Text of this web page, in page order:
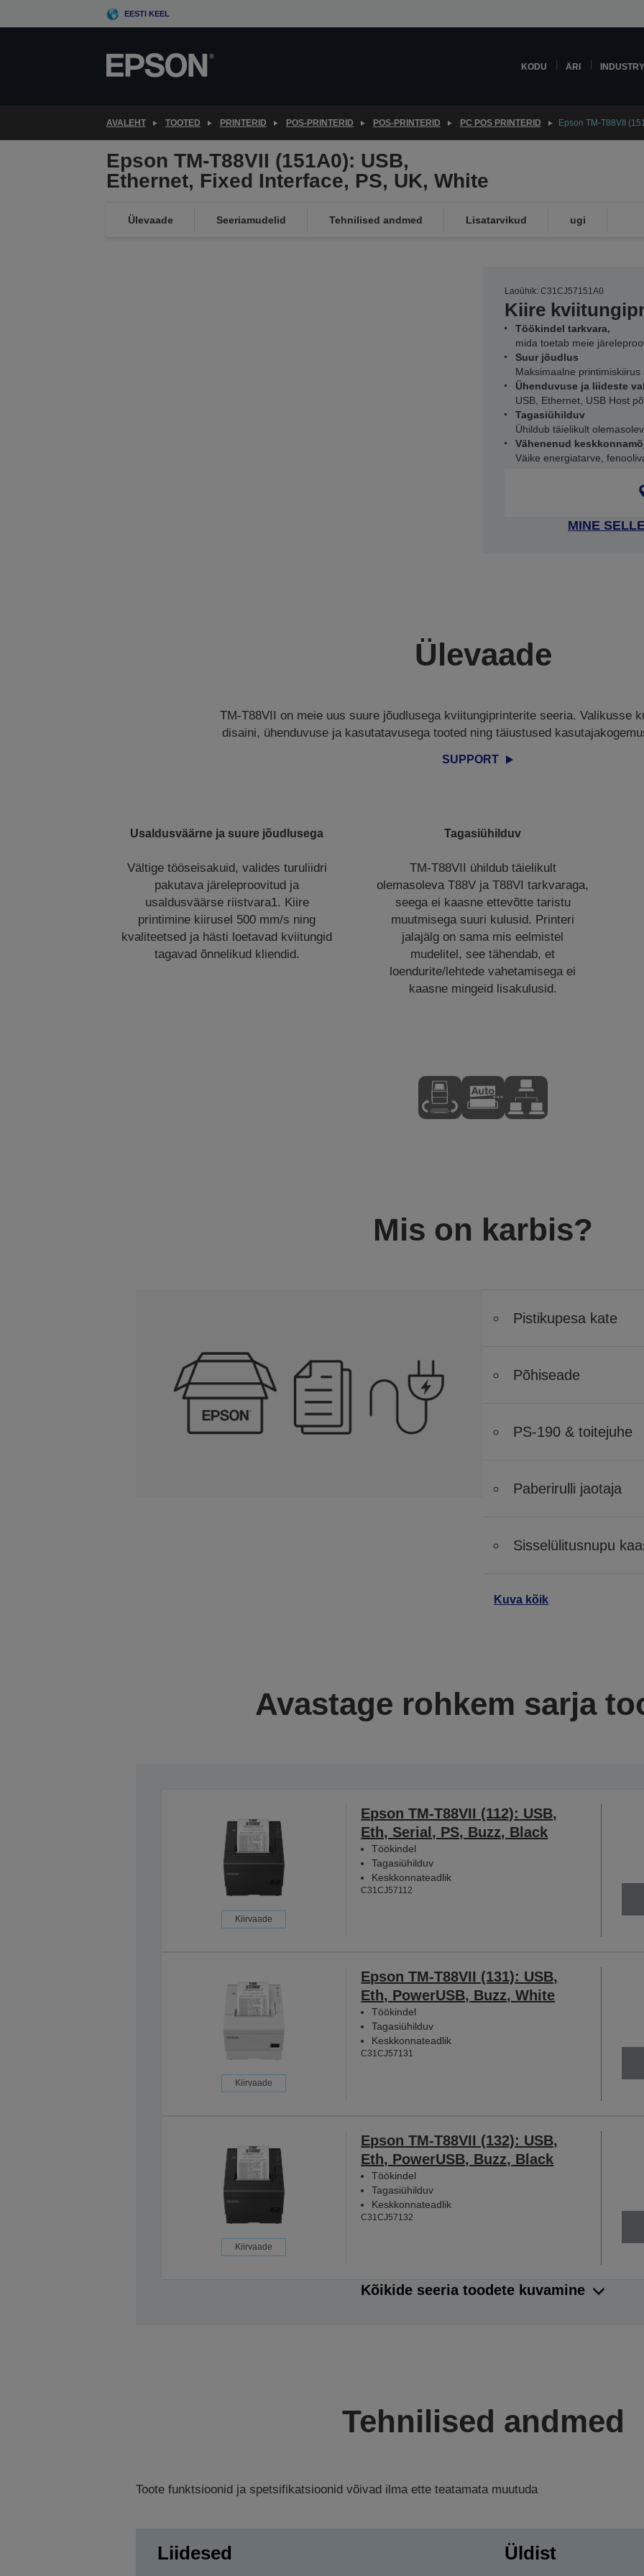
to
EESTI KEEL
KODU ÄRI
AVALEHT TOOTED PRINTERID POS-PRINTERID POS-PRINTERID PC POS PRINTERID Epson TM-T88VII
Epson TM-T88VII (151A0): USB,
Ethernet, Fixed Interface, PS, UK, White
Ülevaade Seeriamudelid Tehnilised andmed Lisatarvikud ugi
Laoühik: C31CJ57151A0
Kiire
Töökindel tarkvara,
mida toetab meie
Suur jõudlus
Maksimaalne printimiskiirus
Ühenduvuse ja liideste
USB, Ethernet, USB Host
Tagasiühilduv
Ühildub täielikult
Vähenenud
Väike energiatarve,
MINE
Ülevaade
TM-T88VII on meie uus suure jõudlusega kviitungiprinterite seeria. Valikusse
disaini, ühenduvuse ja kasutatavusega tooted ning täiustused
SUPPORT
Usaldusväärne ja suure jõudlusega
Vältige tööseisakuid, valides turuliidri
pakutava järeleproovitud ja
usaldusväärse riistvara1. Kiire
printimine kiirusel 500 mm/s ning
kvaliteetsed ja hästi loetavad kviitungid
tagavad õnnelikud kliendid.
Tagasiühilduv
TM-T88VII ühildub täielikult
olemasoleva T88V ja T88VI tarkvaraga,
seega ei kaasne ettevõtte taristu
muutmisega suuri kulusid. Printeri
jalajälg on sama mis eelmistel
mudelitel, see tähendab, et
loendurite/lehtede vahetamisega ei
kaasne mingeid lisakulusid.
Mis on karbis?
Pistikupesa kate
Põhiseade
PS-190 & toitejuhe
Paberirulli jaotaja
Sisselülitusnupu
Kuva kõik
Avastage rohkem sarja
Kiirvaade
Epson TM-T88VII (112): USB,
Eth, Serial, PS, Buzz, Black
Töökindel
Tagasiühilduv
Keskkonnateadlik
C31CJ57112
Kiirvaade
Epson TM-T88VII (131): USB,
Eth, PowerUSB, Buzz, White
Töökindel
Tagasiühilduv
Keskkonnateadlik
C31CJ57131
Kiirvaade
Epson TM-T88VII (132): USB,
Eth, PowerUSB, Buzz, Black
Töökindel
Tagasiühilduv
Keskkonnateadlik
C31CJ57132
Kõikide seeria toodete kuvamine
Tehnilised andmed
Toote funktsioonid ja spetsifikatsioonid võivad ilma ette teatamata muutuda
Liidesed Üldist